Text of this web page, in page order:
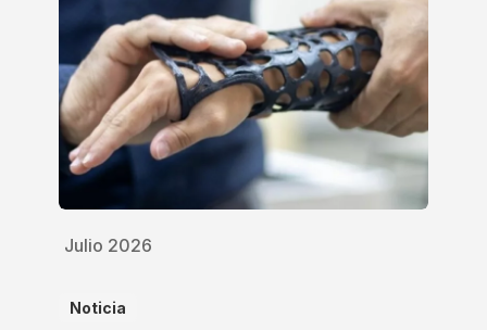
Julio 2026
Noticia